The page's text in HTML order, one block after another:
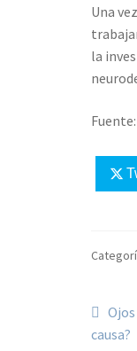
Una
la
entradas
causa?